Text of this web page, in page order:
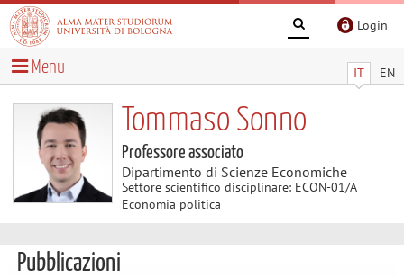
Login
IT EN
Menu
Tommaso Sonno
Professore associato
Dipartimento di Scienze Economiche
Settore scientifico disciplinare: ECON-01/A
Economia politica
Pubblicazioni